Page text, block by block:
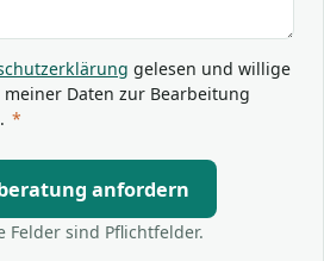
gelesen und willige
Daten zur Bearbeitung
*
anfordern
Felder sind Pflichtfelder.